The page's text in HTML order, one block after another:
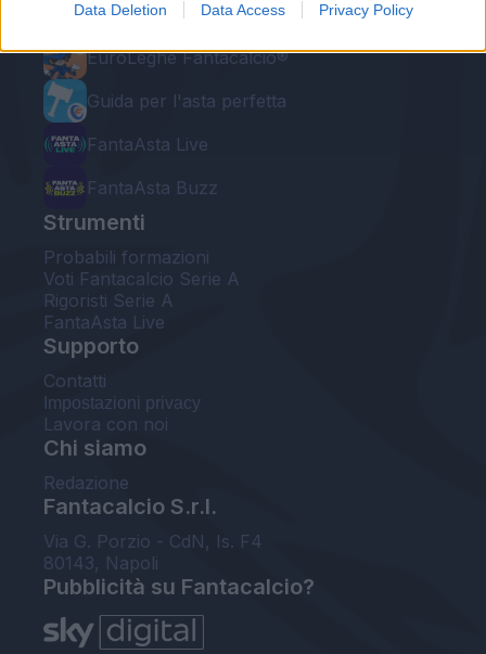
Data Deletion Data Access Privacy Policy
Leghe Fantacalcio® Serie A Enilive
EuroLeghe Fantacalcio®
Guida per l'asta perfetta
FantaAsta Live
FantaAsta Buzz
Strumenti
Probabili formazioni
Voti Fantacalcio Serie A
Rigoristi Serie A
FantaAsta Live
Supporto
Contatti
Impostazioni privacy
Lavora con noi
Chi siamo
Redazione
Fantacalcio S.r.l.
Via G. Porzio - CdN, Is. F4
80143, Napoli
Pubblicità su Fantacalcio?